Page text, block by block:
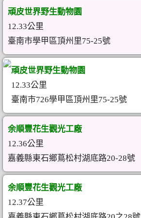
頑皮世界野生動物園
12.33公里
臺南市學甲區頂州里75-25號
頑皮世界野生動物園
12.33公里
臺南市726學甲區頂州里75-25號
余順豐花生觀光工廠
12.36公里
嘉義縣東石鄉蔦松村湖底路20-28號
余順豐花生觀光工廠
12.37公里